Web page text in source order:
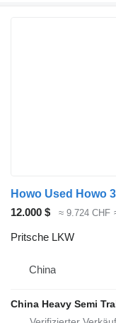
Howo Used Howo
12.000 $
≈ 9.724 CHF
Pritsche LKW
China
China Heavy Semi